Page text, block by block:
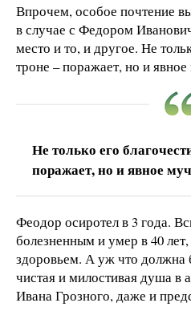
Впрочем, особое почтение
в случае с Федором
место и то, и другое. Не
троне – поражает, но и
Не только его
поражает, но и явное
Феодор осиротел в 3 года.
болезненным и умер в 40
здоровьем. А уж что должна
чистая и милостивая душа в
Ивана Грозного, даже и